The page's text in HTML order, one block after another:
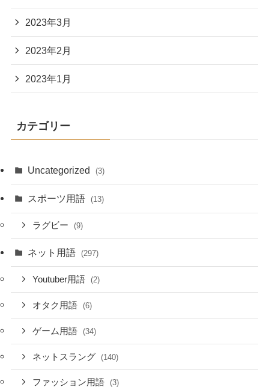
2023年3月
2023年2月
2023年1月
カテゴリー
Uncategorized (3)
スポーツ用語 (13)
ラグビー (9)
ネット用語 (297)
Youtuber用語 (2)
オタク用語 (6)
ゲーム用語 (34)
ネットスラング (140)
ファッション用語 (3)